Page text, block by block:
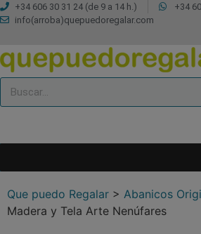
+34 606 30 31 24 (de 9 a 14 h.)
+34
info(arroba)quepuedoregalar.com
Que puedo Regalar > Abanicos
Madera y Tela Arte Nenúfares